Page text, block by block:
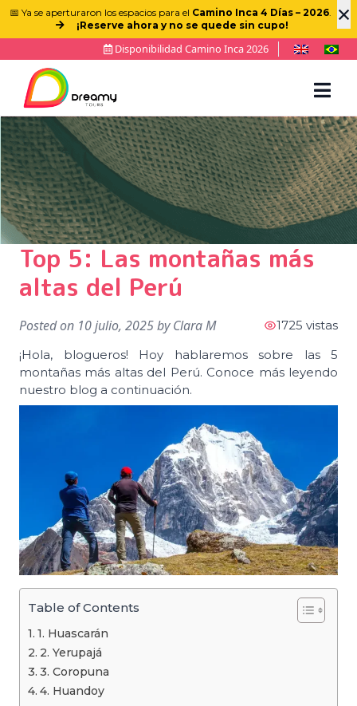
×
📅 Ya se aperturaron los espacios para el Camino Inca 4 Días – 2026.
¡Reserve ahora y no se quede sin cupo!
Disponibilidad Camino Inca 2026
Top 5: Las montañas más
altas del Perú
Posted on 10 julio, 2025byClara M
1725 vistas
¡Hola, blogueros! Hoy hablaremos sobre las 5
montañas más altas del Perú. Conoce más leyendo
nuestro blog a continuación.
Table of Contents
1. Huascarán
2. Yerupajá
3. Coropuna
4. Huandoy